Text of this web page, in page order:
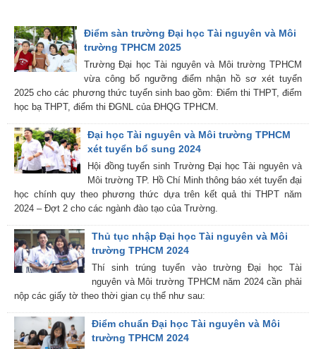
Điểm sàn trường Đại học Tài nguyên và Môi
trường TPHCM 2025
Trường Đại học Tài nguyên và Môi trường TPHCM
vừa công bố ngưỡng điểm nhận hồ sơ xét tuyển
2025 cho các phương thức tuyển sinh bao gồm: Điểm thi THPT, điểm
học bạ THPT, điểm thi ĐGNL của ĐHQG TPHCM.
Đại học Tài nguyên và Môi trường TPHCM
xét tuyển bổ sung 2024
Hội đồng tuyển sinh Trường Đại học Tài nguyên và
Môi trường TP. Hồ Chí Minh thông báo xét tuyển đại
học chính quy theo phương thức dựa trên kết quả thi THPT năm
2024 – Đợt 2 cho các ngành đào tạo của Trường.
Thủ tục nhập Đại học Tài nguyên và Môi
trường TPHCM 2024
Thí sinh trúng tuyển vào trường Đại học Tài
nguyên và Môi trường TPHCM năm 2024 cần phải
nộp các giấy tờ theo thời gian cụ thể như sau:
Điểm chuẩn Đại học Tài nguyên và Môi
trường TPHCM 2024